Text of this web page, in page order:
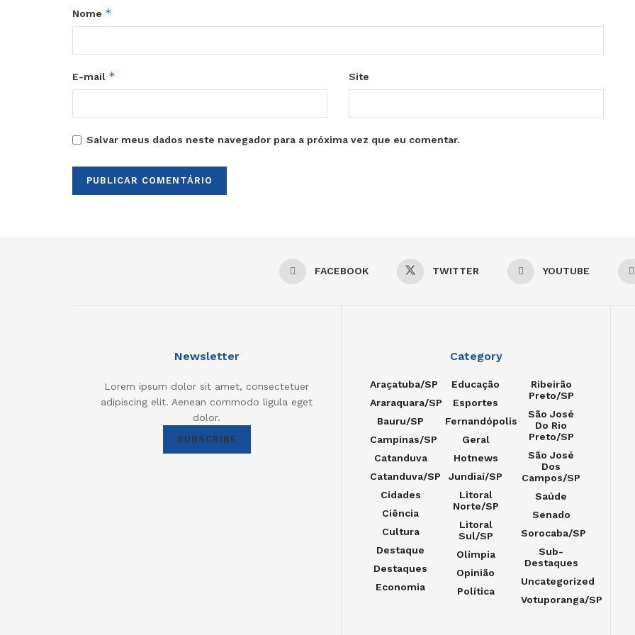
Nome *
E-mail * Site
Salvar meus dados neste navegador para a próxima vez que eu comentar.
FACEBOOK TWITTER YOUTUBE
Newsletter
Lorem ipsum dolor sit amet, consectetuer
adipiscing elit. Aenean commodo ligula eget
dolor.
SUBSCRIBE
Category
Araçatuba/SP
Araraquara/SP
Bauru/SP
Campinas/SP
Catanduva
Catanduva/SP
Cidades
Ciência
Cultura
Destaque
Destaques
Economia
Educação
Esportes
Fernandópolis
Geral
Hotnews
Jundiaí/SP
Litoral
Norte/SP
Litoral
Sul/SP
Olímpia
Opinião
Política
Ribeirão
Preto/SP
São José
Do Rio
Preto/SP
São José
Dos
Campos/SP
Saúde
Senado
Sorocaba/SP
Sub-
Destaques
Uncategorized
Votuporanga/SP